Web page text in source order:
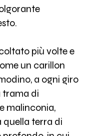
più volte e
un carillon
a ogni giro
trama di
malinconia,
terra di